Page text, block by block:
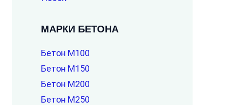
МАРКИ БЕТОНА
Бетон М100
Бетон М150
Бетон М200
Бетон М250